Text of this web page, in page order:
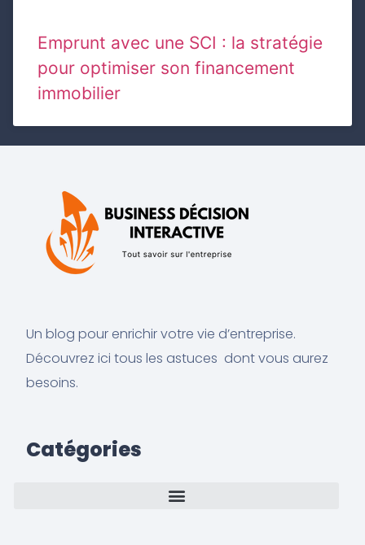
Emprunt avec une SCI : la stratégie
pour optimiser son financement
immobilier
Un blog pour enrichir votre vie d’entreprise.
Découvrez ici tous les astuces dont vous aurez
besoins.
Catégories